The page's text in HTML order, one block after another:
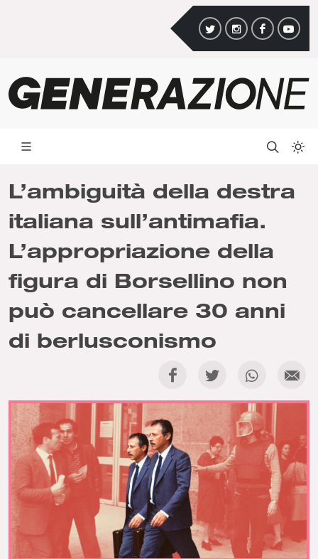
L’ambiguità della destra
italiana sull’antimafia.
L’appropriazione della
figura di Borsellino non
può cancellare 30 anni
di berlusconismo